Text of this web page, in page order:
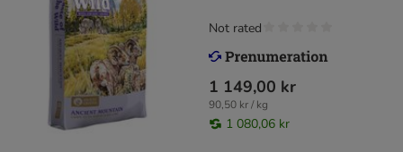
1 149,00 kr
90,50 kr / kg
1 080,06 kr
Not rated